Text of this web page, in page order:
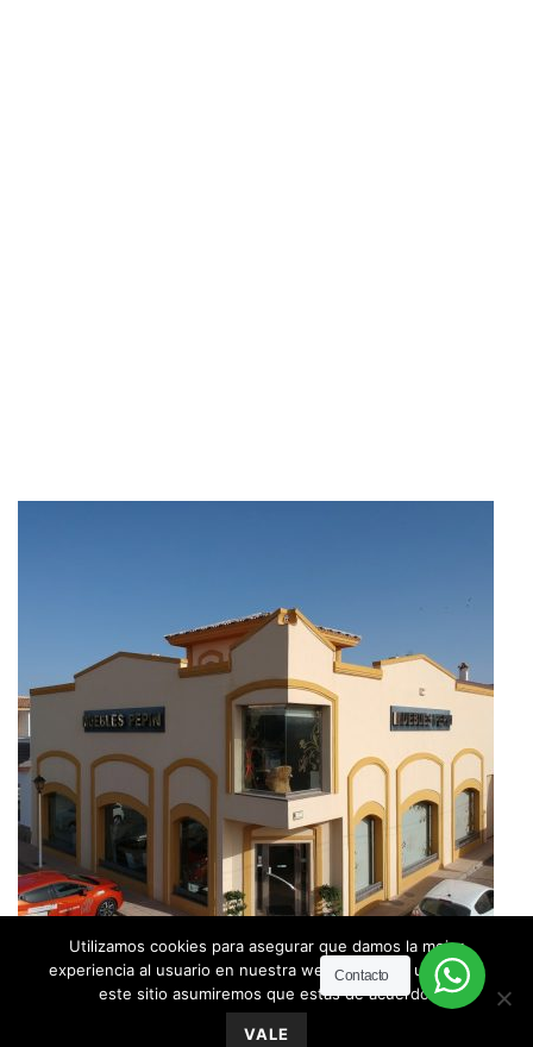
Nuestra tienda La componen 3 plantas de 300m2
0
Contacto
Utilizamos cookies para asegurar que damos la mejor
experiencia al usuario en nuestra web. Si sigues utilizando
este sitio asumiremos que estás de acuerdo.
VALE